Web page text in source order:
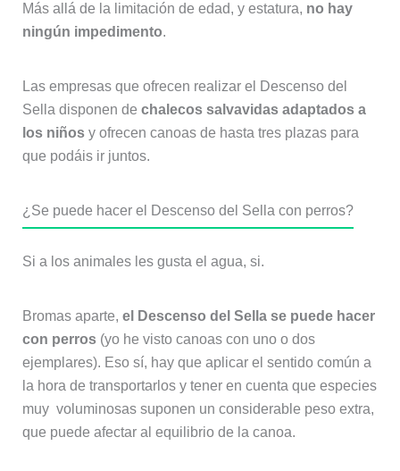
Más allá de la limitación de edad, y estatura, no hay
ningún impedimento.
Las empresas que ofrecen realizar el Descenso del
Sella disponen de chalecos salvavidas adaptados a
los niñosy ofrecen canoas de hasta tres plazas para
que podáis ir juntos.
¿Se puede hacer el Descenso del Sella con perros?
Si a los animales les gusta el agua, si.
Bromas aparte, el Descenso del Sella se puede hacer
con perros(yo he visto canoas con uno o dos
ejemplares). Eso sí, hay que aplicar el sentido común a
la hora de transportarlos y tener en cuenta que especies
muy voluminosas suponen un considerable peso extra,
que puede afectar al equilibrio de la canoa.